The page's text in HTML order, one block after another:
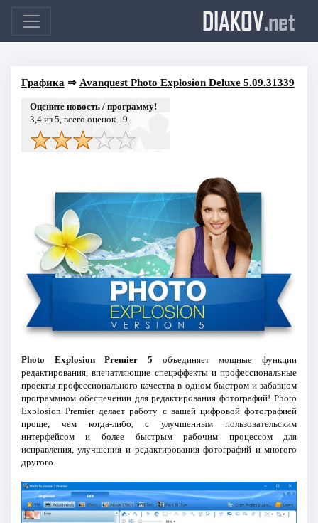
DIAKOV.net
Графика ⇒ Avanquest Photo Explosion Deluxe 5.09.31339
Оцените новость / программу!
3,4из 5, всего оценок - 9
Photo Explosion Premier 5 объединяет мощные функции
редактирования, впечатляющие спецэффекты и профессиональные
проекты профессионального качества в одном быстром и забавном
программном обеспечении для редактирования фотографий! Photo
Explosion Premier делает работу с вашей цифровой фотографией
проще, чем когда-либо, с улучшенным пользовательским
интерфейсом и более быстрым рабочим процессом для
исправления, улучшения и редактирования фотографий и многого
другого.